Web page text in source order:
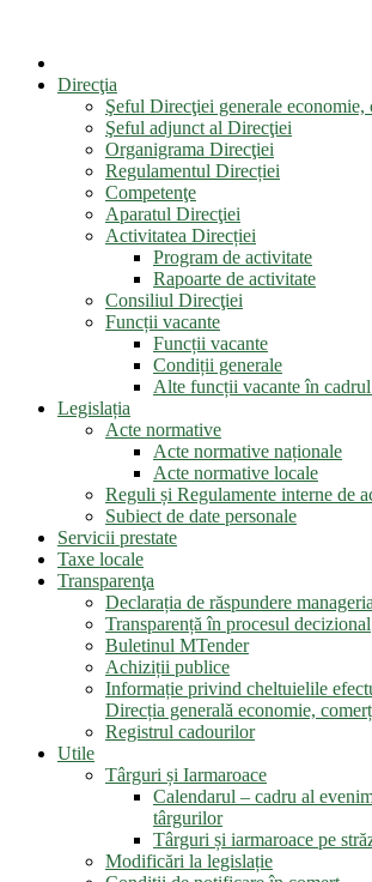
Direcţia
Şeful Direcţiei generale economie,
Şeful adjunct al Direcţiei
Organigrama Direcţiei
Regulamentul Direcției
Competenţe
Aparatul Direcţiei
Activitatea Direcției
Program de activitate
Rapoarte de activitate
Consiliul Direcţiei
Funcții vacante
Funcții vacante
Condiții generale
Alte funcții vacante în
Legislația
Acte normative
Acte normative naționale
Acte normative locale
Reguli și Regulamente interne de
Subiect de date personale
Servicii prestate
Taxe locale
Transparenţa
Declarația de răspundere
Transparență în procesul decizional
Buletinul MTender
Achiziții publice
Informație privind cheltuielile
Direcția generală economie,
Registrul cadourilor
Utile
Târguri și Iarmaroace
Calendarul – cadru al
târgurilor
Târguri și iarmaroace pe
Modificări la legislație